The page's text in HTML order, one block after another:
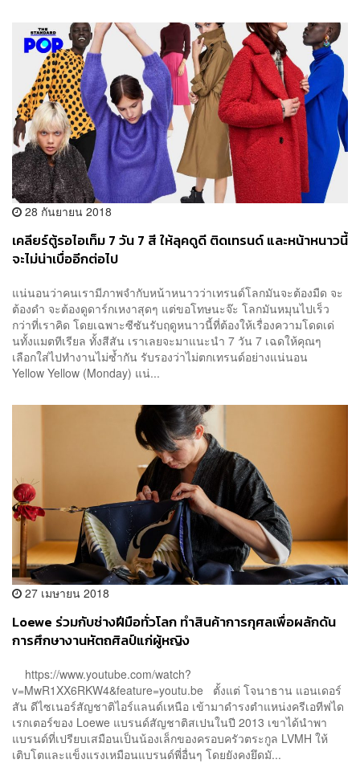
28 กันยายน 2018
เคลียร์ตู้รอไอเท็ม 7 วัน 7 สี ให้ลุคดูดี ติดเทรนด์ และหน้าหนาวนี้
จะไม่น่าเบื่ออีกต่อไป
แน่นอนว่าคนเรามีภาพจำกับหน้าหนาวว่าเทรนด์โลกมันจะต้องมืด จะ
ต้องดำ จะต้องดูดาร์กเหงาสุดๆ แต่ขอโทษนะจ๊ะ โลกมันหมุนไปเร็ว
กว่าที่เราคิด โดยเฉพาะซีซันรับฤดูหนาวนี้ที่ต้องให้เรื่องความโดดเด่
นทั้งแมตทีเรียล ทั้งสีสัน เราเลยจะมาแนะนำ 7 วัน 7 เฉดให้คุณๆ
เลือกใส่ไปทำงานไม่ซ้ำกัน รับรองว่าไม่ตกเทรนด์อย่างแน่นอน
Yellow Yellow (Monday) แน่...
27 เมษายน 2018
Loewe ร่วมกับช่างฝีมือทั่วโลก ทำสินค้าการกุศลเพื่อผลักดัน
การศึกษางานหัตถศิลป์แก่ผู้หญิง
https://www.youtube.com/watch?
v=MwR1XX6RKW4&feature=youtu.be ตั้งแต่ โจนาธาน แอนเดอร์
สัน ดีไซเนอร์สัญชาติไอร์แลนด์เหนือ เข้ามาดำรงตำแหน่งครีเอทีฟได
เรกเตอร์ของ Loewe แบรนด์สัญชาติสเปนในปี 2013 เขาได้นำพา
แบรนด์ที่เปรียบเสมือนเป็นน้องเล็กของครอบครัวตระกูล LVMH ให้
เติบโตและแข็งแรงเหมือนแบรนด์พี่อื่นๆ โดยยังคงยึดมั...